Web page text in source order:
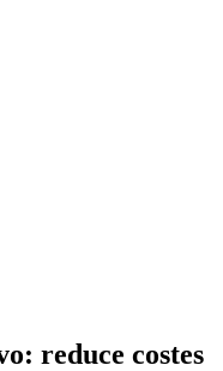
reduce costes